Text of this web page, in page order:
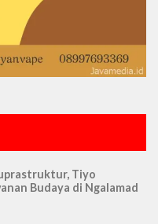
Tiyo
Budaya di Ngalamad